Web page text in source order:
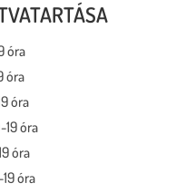
óra
óra
óra
19 óra
óra
óra